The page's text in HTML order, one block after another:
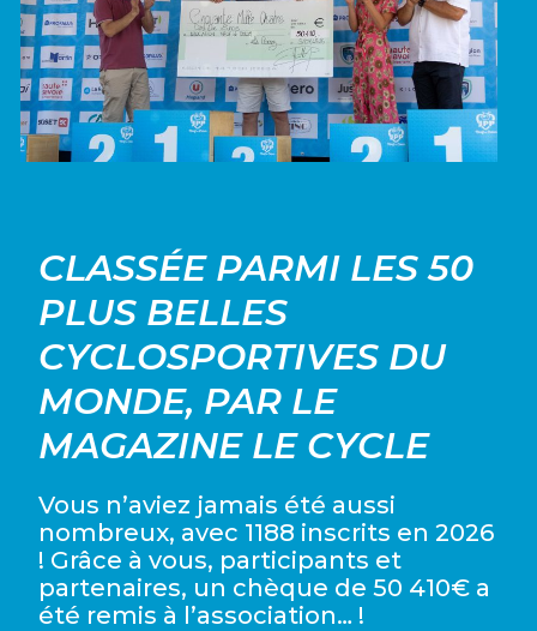
CLASSÉE PARMI LES 50
PLUS BELLES
CYCLOSPORTIVES DU
MONDE, PAR LE
MAGAZINE LE CYCLE
Vous n’aviez jamais été aussi
nombreux, avec 1188 inscrits en 2026
! Grâce à vous, participants et
partenaires, un chèque de 50 410€ a
été remis à l’association… !